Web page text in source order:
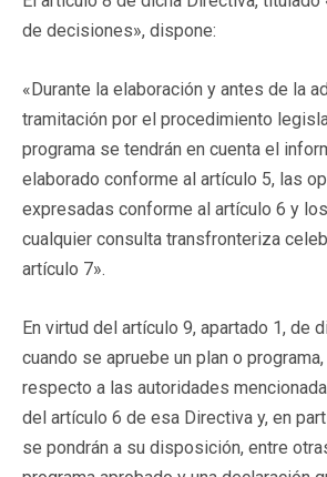
de decisiones», dispone:
«Durante la elaboración y antes de la
tramitación por el procedimiento
programa se tendrán en cuenta el
elaborado conforme al artículo 5, las
expresadas conforme al artículo 6 y
cualquier consulta transfronteriza
artículo 7».
En virtud del artículo 9, apartado 1, de
cuando se apruebe un plan o
respecto a las autoridades
del artículo 6 de esa Directiva y, en
se pondrán a su disposición, entre